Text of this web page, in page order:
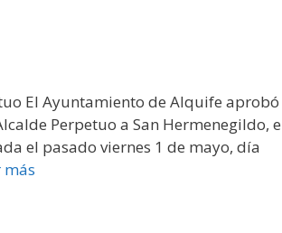
El Ayuntamiento de Alquife aprobó
Perpetuo a San Hermenegildo,
el pasado viernes 1 de mayo, día
más